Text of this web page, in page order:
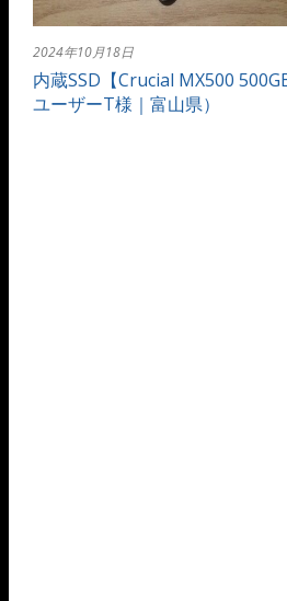
2024年10月18日
内蔵SSD【Crucial MX500
ユーザーT様｜富山県）